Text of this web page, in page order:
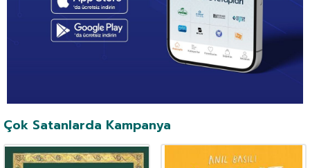
Çok Satanlarda Kampanya